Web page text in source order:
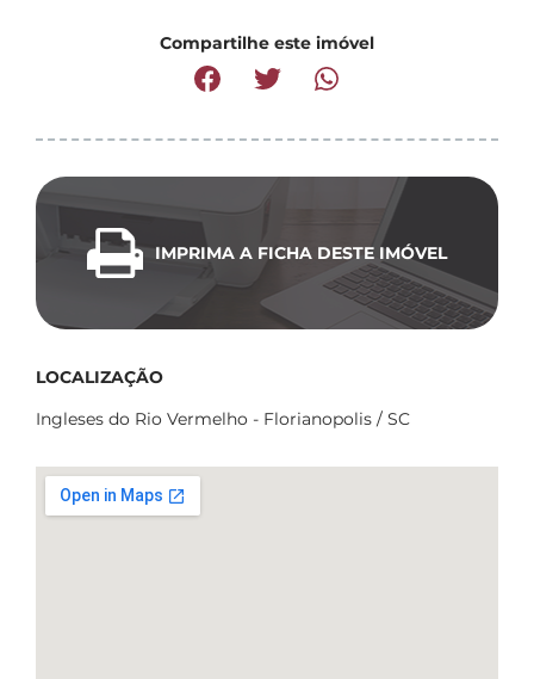
Compartilhe este imóvel
IMPRIMA A FICHA DESTE IMÓVEL
LOCALIZAÇÃO
Ingleses do Rio Vermelho - Florianopolis / SC